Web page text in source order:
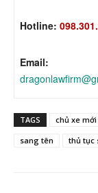
Hotline:
Email:
TAGS chủ xe mới
sang tên
thủ tục